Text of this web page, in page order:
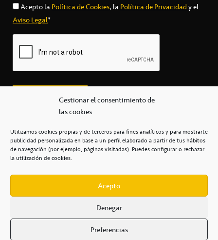
Gestionar el consentimiento de
las cookies
Utilizamos cookies propias y de terceros para fines analíticos y para mostrarte
publicidad personalizada en base a un perfil elaborado a partir de tus hábitos
de navegación (por ejemplo, páginas visitadas). Puedes configurar o rechazar
la utilización de cookies.
Acepto
Denegar
Preferencias
Acepto laPolítica de Cookies, laPolítica de Privacidady el
Aviso Legal*
secretaria@cbcanarias.es
+34 922 253 684
Casa del Deporte / 38108 – La Laguna
POLÍTICA DE PRIVACIDAD / POLÍTICA DE COOKIES /
AVISO LEGAL / CONDICIONES